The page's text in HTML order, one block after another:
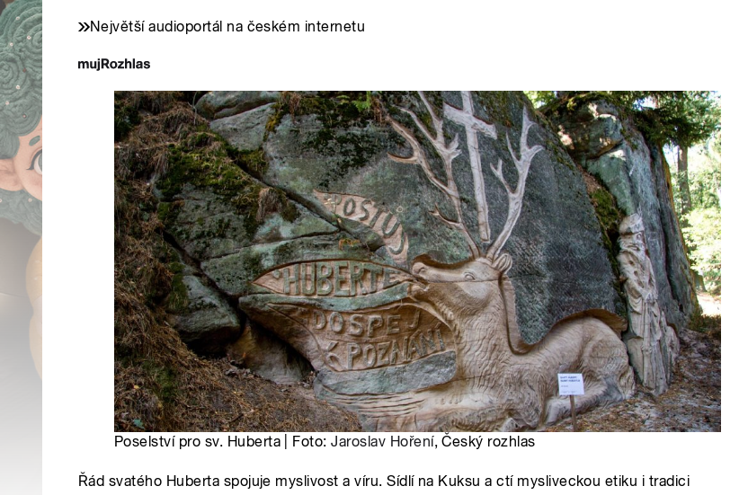
Největší audioportál na českém internetu
Poselství pro sv. Huberta | Foto:Jaroslav Hoření, Český rozhlas
Řád svatého Huberta spojuje myslivost a víru. Sídlí na Kuksu a ctí mysliveckou etiku i tradici